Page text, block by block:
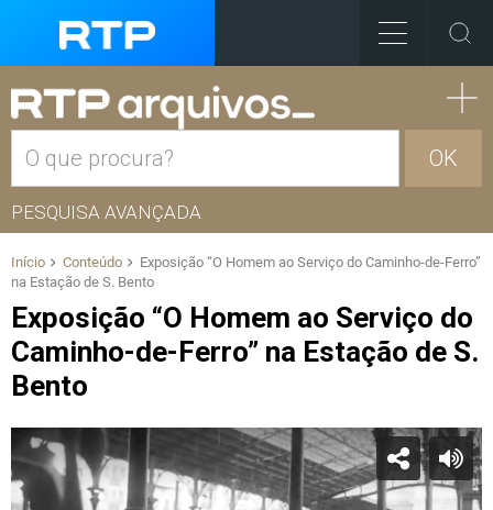
OK
PESQUISA AVANÇADA
Início Conteúdo
Exposição “O Homem ao Serviço do Caminho-de-Ferro”
na Estação de S. Bento
Exposição “O Homem ao Serviço do
Caminho-de-Ferro” na Estação de S.
Bento